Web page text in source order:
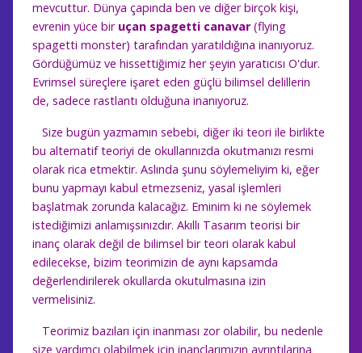
mevcuttur. Dünya çapında ben ve diğer birçok kişi,
evrenin yüce bir uçan spagetti canavar(flying
spagetti monster) tarafından yaratıldığına inanıyoruz.
Gördüğümüz ve hissettiğimiz her şeyin yaratıcısı O'dur.
Evrimsel süreçlere işaret eden güçlü bilimsel delillerin
de, sadece rastlantı olduğuna inanıyoruz.
Size bugün yazmamın sebebi, diğer iki teori ile birlikte
bu alternatif teoriyi de okullarınızda okutmanızı resmi
olarak rica etmektir. Aslında şunu söylemeliyim ki, eğer
bunu yapmayı kabul etmezseniz, yasal işlemleri
başlatmak zorunda kalacağız. Eminim ki ne söylemek
istediğimizi anlamışsınızdır. Akıllı Tasarım teorisi bir
inanç olarak değil de bilimsel bir teori olarak kabul
edilecekse, bizim teorimizin de aynı kapsamda
değerlendirilerek okullarda okutulmasına izin
vermelisiniz.
Teorimiz bazıları için inanması zor olabilir, bu nedenle
size yardımcı olabilmek için inançlarımızın ayrıntılarına